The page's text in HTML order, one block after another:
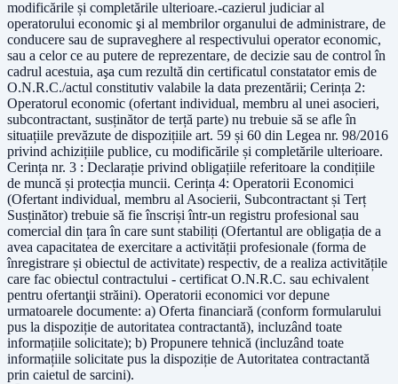
modificările și completările ulterioare.-cazierul judiciar al
operatorului economic şi al membrilor organului de administrare, de
conducere sau de supraveghere al respectivului operator economic,
sau a celor ce au putere de reprezentare, de decizie sau de control în
cadrul acestuia, aşa cum rezultă din certificatul constatator emis de
O.N.R.C./actul constitutiv valabile la data prezentării; Cerința 2:
Operatorul economic (ofertant individual, membru al unei asocieri,
subcontractant, susținător de terță parte) nu trebuie să se afle în
situațiile prevăzute de dispozițiile art. 59 și 60 din Legea nr. 98/2016
privind achizițiile publice, cu modificările și completările ulterioare.
Cerința nr. 3 : Declarație privind obligațiile referitoare la condițiile
de muncă și protecția muncii. Cerința 4: Operatorii Economici
(Ofertant individual, membru al Asocierii, Subcontractant și Terț
Susținător) trebuie să fie înscriși într-un registru profesional sau
comercial din țara în care sunt stabiliți (Ofertantul are obligația de a
avea capacitatea de exercitare a activității profesionale (forma de
înregistrare și obiectul de activitate) respectiv, de a realiza activitățile
care fac obiectul contractului - certificat O.N.R.C. sau echivalent
pentru ofertanţii străini). Operatorii economici vor depune
urmatoarele documente: a) Oferta financiară (conform formularului
pus la dispoziție de autoritatea contractantă), incluzând toate
informațiile solicitate); b) Propunere tehnică (incluzând toate
informațiile solicitate pus la dispoziție de Autoritatea contractantă
prin caietul de sarcini).